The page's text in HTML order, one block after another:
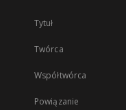
Tytuł
Twórca
Współtwórca
Powiązanie